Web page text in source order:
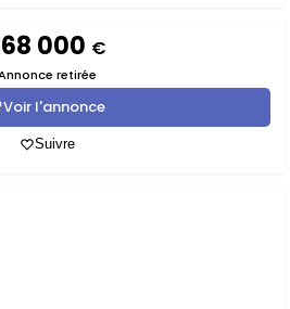
000 €
retirée
Voir l'annonce
Suivre